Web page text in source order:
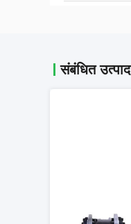
संबंधित उत्पाद